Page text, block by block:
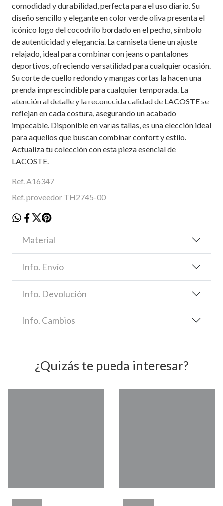
comodidad y durabilidad, perfecta para el uso diario. Su
diseño sencillo y elegante en color verde oliva presenta el
icónico logo del cocodrilo bordado en el pecho, símbolo
de autenticidad y elegancia. La camiseta tiene un ajuste
relajado, ideal para combinar con jeans o pantalones
deportivos, ofreciendo versatilidad para cualquier ocasión.
Su corte de cuello redondo y mangas cortas la hacen una
prenda imprescindible para cualquier temporada. La
atención al detalle y la reconocida calidad de LACOSTE se
reflejan en cada costura, asegurando un acabado
impecable. Disponible en varias tallas, es una elección ideal
para aquellos que buscan combinar confort y estilo.
Actualiza tu colección con esta pieza esencial de
LACOSTE.
Ref. A16347
Ref. proveedor TH2745-00
Material
Info. Envío
Info. Devolución
Info. Cambios
¿Quizás te pueda interesar?